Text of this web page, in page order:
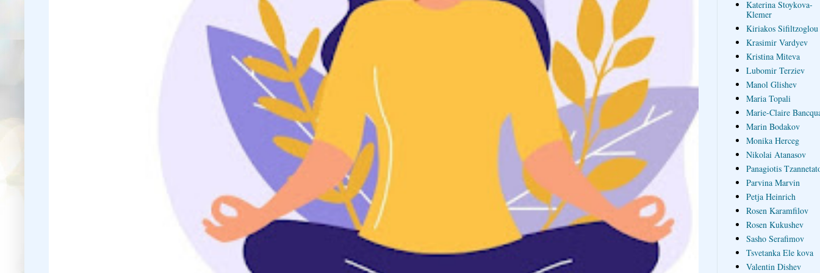
Katerina Stoykova-
Klemer
Kiriakos Sifiltzoglou
Krasimir Vardyev
Kristina Miteva
Lubomir Terziev
Manol Glishev
Maria Topali
Marie-Claire
Marin Bodakov
Monika Herceg
Nikolai Atanasov
Panagiotis
Parvina Marvin
Petja Heinrich
Rosen Karamfilov
Rosen Kukushev
Sasho Serafimov
Tsvetanka Ele kova
Valentin Dishev